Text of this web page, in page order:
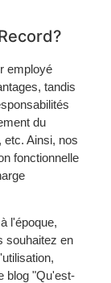
employé
tandis
du
etc. Ainsi, nos
fonctionnelle
l'époque,
souhaitez en
blog "Qu'est-